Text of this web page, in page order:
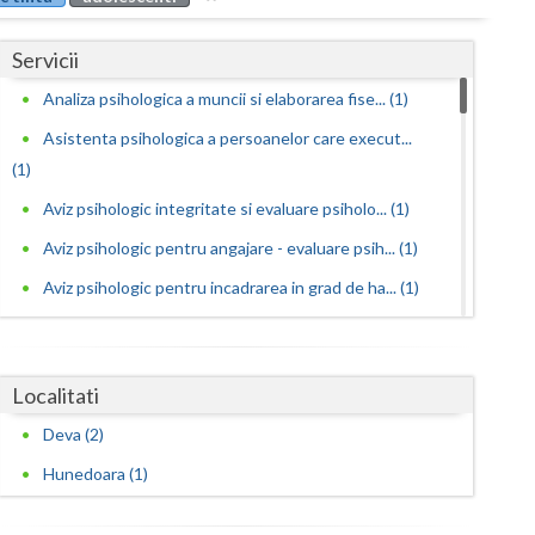
Buzau
Caras-Severin
Constanta
Covasna
Dambovita
Gorj
Servicii
Analiza psihologica a muncii si elaborarea fise... (1)
Asistenta psihologica a persoanelor care execut...
(1)
Aviz psihologic integritate si evaluare psiholo... (1)
Aviz psihologic pentru angajare - evaluare psih... (1)
Aviz psihologic pentru incadrarea in grad de ha... (1)
(1)
Aviz psihologic pentru obtinerea permisului de ... (1)
Aviz psihologic pentru ocuparea postului de ins...
Localitati
Deva (2)
Hunedoara (1)